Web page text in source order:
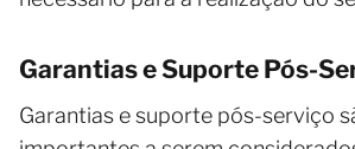
Garantias e Suporte Pós-
Garantias e suporte pós-serviço